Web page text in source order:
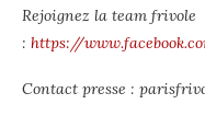
Rejoignez la team frivole
: https://
Contact presse :